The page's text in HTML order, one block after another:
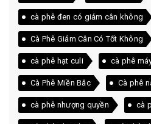
cà phê đen có giảm cân không
Cà Phê Giảm Cân Có Tốt Không
cà phê hạt culi cà phê
Cà Phê Miền Bắc Cà phê
cà phê nhượng quyền cà